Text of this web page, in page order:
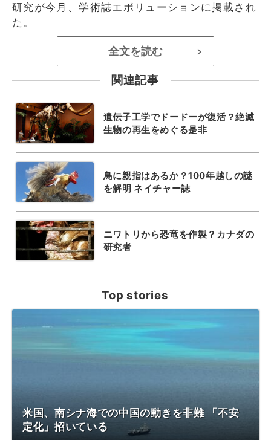
研究が今月、学術誌エボリューションに掲載され
た。
全文を読む >
関連記事
遺伝子工学でドードーが復活？絶滅
生物の再生をめぐる是非
鳥に親指はあるか？100年越しの謎
を解明 ネイチャー誌
ニワトリから恐竜を作製？カナダの
研究者
Top stories
米国、南シナ海での中国の動きを非難 「不安
定化」招いている